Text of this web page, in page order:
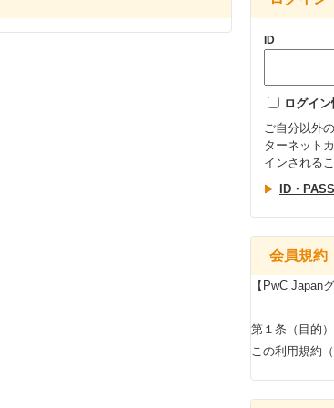
ID
ログイ
ご自分以外
ターネット
インされる
ID・
会員規約
【PwC Japan
第１条（目的）
この利用規約